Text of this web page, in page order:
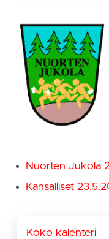
Nuorten Jukola
Kansalliset
Koko kalenteri